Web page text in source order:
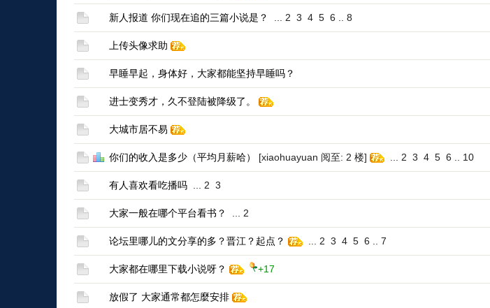
新人报道 你们现在追的三篇小说是？ 2 3 4 5 6 8
上传头像求助
早睡早起，身体好，大家都能坚持早睡吗？
进士变秀才，久不登陆被降级了。
大城市居不易
你们的收入是多少（平均月薪哈） [xiaohuayuan 阅至: 2 楼] 2 3 4 5 6 10
有人喜欢看吃播吗 2 3
大家一般在哪个平台看书？ 2
论坛里哪儿的文分享的多？晋江？起点？ 2 3 4 5 6 7
大家都在哪里下载小说呀？ +17
放假了 大家通常都怎麼安排